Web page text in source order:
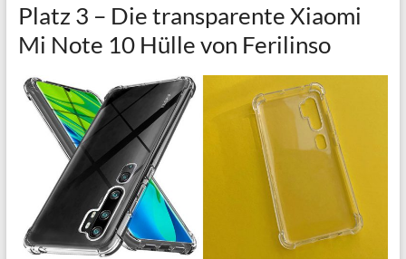
Platz 3 – Die transparente Xiaomi
Mi Note 10 Hülle von Ferilinso